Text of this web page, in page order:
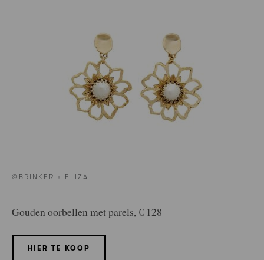
©BRINKER + ELIZA
Gouden oorbellen met parels, € 128
HIER TE KOOP